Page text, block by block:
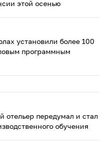
этой осенью
установили более 100
программным
отельер передумал и стал
обучения